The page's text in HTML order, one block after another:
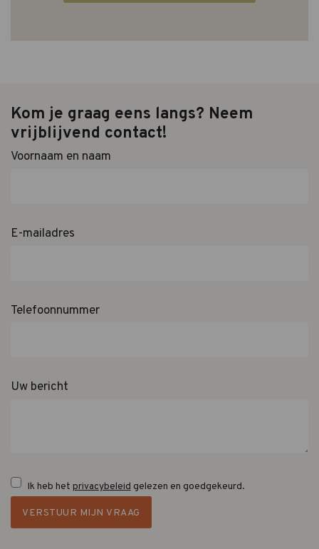
Kom je graag eens langs? Neem
vrijblijvend contact!
Voornaam en naam
E-mailadres
Telefoonnummer
Uw bericht
Ik heb het privacybeleid gelezen en goedgekeurd.
VERSTUUR MIJN VRAAG